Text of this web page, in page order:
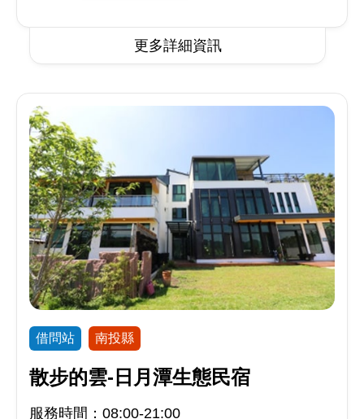
更多詳細資訊
借問站 南投縣
散步的雲-日月潭生態民宿
服務時間：08:00-21:00